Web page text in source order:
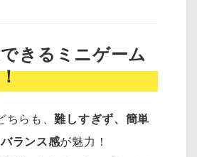
きるミニゲーム
ちらも、難しすぎず、簡単
ランス感が魅力！